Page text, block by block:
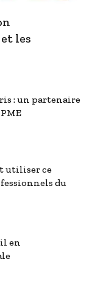
les
: un partenaire
utiliser ce
du
en